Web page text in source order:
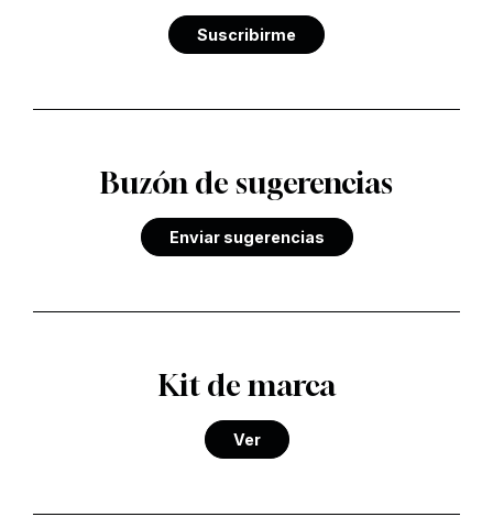
Suscribirme
Buzón de sugerencias
Enviar sugerencias
Kit de marca
Ver